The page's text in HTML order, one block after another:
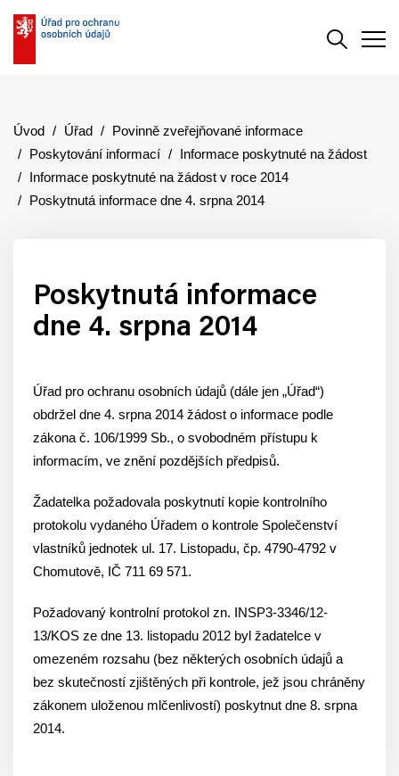
Úvod Úřad
Povinně zveřejňované informace
Poskytování informací
Informace poskytnuté na žádost
Informace poskytnuté na žádost v roce 2014
Poskytnutá informace dne 4. srpna 2014
Poskytnutá informace
dne 4. srpna 2014
Úřad pro ochranu osobních údajů (dále jen „Úřad“)
obdržel dne 4. srpna 2014 žádost o informace podle
zákona č. 106/1999 Sb., o svobodném přístupu k
informacím, ve znění pozdějších předpisů.
Žadatelka požadovala poskytnutí kopie kontrolního
protokolu vydaného Úřadem o kontrole Společenství
vlastníků jednotek ul. 17. Listopadu, čp. 4790-4792 v
Chomutově, IČ 711 69 571.
Požadovaný kontrolní protokol zn. INSP3-3346/12-
13/KOS ze dne 13. listopadu 2012 byl žadatelce v
omezeném rozsahu (bez některých osobních údajů a
bez skutečností zjištěných při kontrole, jež jsou chráněny
zákonem uloženou mlčenlivostí) poskytnut dne 8. srpna
2014.